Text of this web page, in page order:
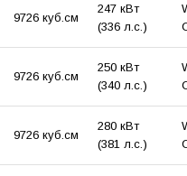
9726 куб.см
247 кВт
(336 л.с.)
9726 куб.см
250 кВт
(340 л.с.)
9726 куб.см
280 кВт
(381 л.с.)